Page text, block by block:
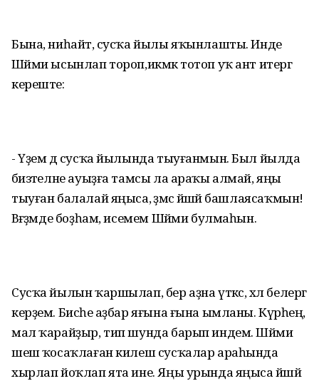
Бына, ниһайәт, сусҡа йылы яҡынлашты. Инде
Шәйми ысынлап тороп,икмәк тотоп уҡ ант итергә
кереште:
- Үҙем дә сусҡа йылында тыуғанмын. Был йылда
әбизәтелне ауыҙға тамсы ла араҡы алмай, яңы
тыуған балалай яңыса, әҙәмсә йәшәй башлаясаҡмын!
Вәғәҙәмде боҙһам, исемем Шәйми булмаһын.
Сусҡа йылын ҡаршылап, бер аҙна үткәс, хәл белергә
керҙем. Бисәһе аҙбар яғына ғына ымланы. Күрәһең,
мал ҡарайҙыр, тип шунда барып индем. Шәйми
шешә ҡосаҡлаған килеш сусҡалар араһында
хырлап йоҡлап ята ине. Яңы урында яңыса йәшәй